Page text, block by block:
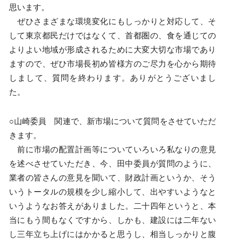
思います。
ぜひさまざまな環境変化にもしっかりと対応して、そ
して東京都民だけではなくて、首都圏の、食を通じての
よりよい地域が形成されるために大変大切な市場であり
ますので、ぜひ市場長初め皆様方のご尽力を心から期待
しまして、質問を終わります。ありがとうございまし
た。
○山崎委員 関連で、新市場について質問をさせていただ
きます。
前に市場の配置計画等についていろいろ私なりの意見
を述べさせていただき、今、田中委員が質問のように、
業者の皆さんの意見を聞いて、財政計画というか、そう
いうトータルの規模を少し縮小して、出やすいようなと
いうようなお答えがありました。二十四年というと、本
当にもう間もなくですから、しかも、建設には二年ない
し三年立ち上げにはかかると思うし、相当しっかりと腹